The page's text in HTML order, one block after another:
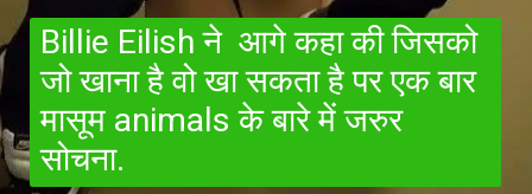
Billie Eilish ने आगे कहा की जिसको
जो खाना है वो खा सकता है पर एक बार
मासूम animals के बारे में जरुर
सोचना.